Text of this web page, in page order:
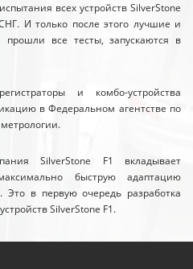
всех устройств SilverStone
И только после этого лучшие и
все тесты, запускаются в
и комбо-устройства
в Федеральном агентстве по
SilverStone F1 вкладывает
быструю адаптацию
Это в первую очередь разработка
SilverStone F1.